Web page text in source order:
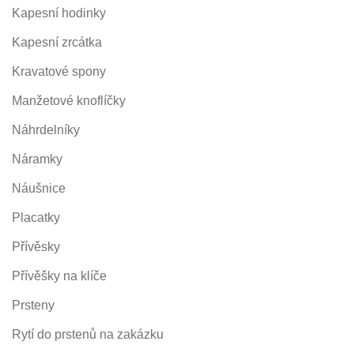
Kapesní hodinky
Kapesní zrcátka
Kravatové spony
Manžetové knoflíčky
Náhrdelníky
Náramky
Náušnice
Placatky
Přívěsky
Přívěšky na klíče
Prsteny
Rytí do prstenů na zakázku